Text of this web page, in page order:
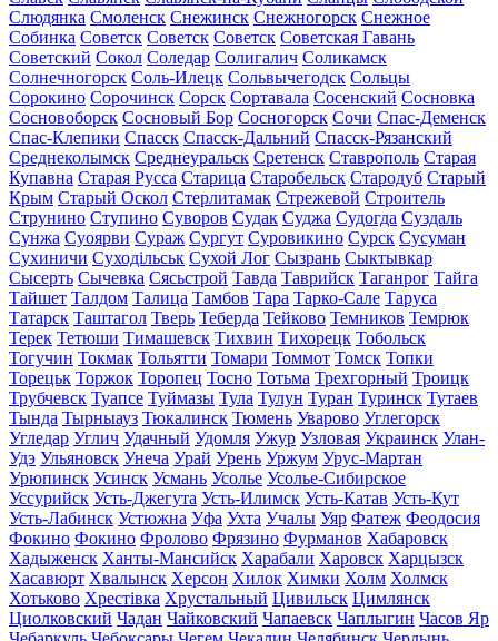
Слюдянка Смоленск Снежинск Снежногорск Снежное
Собинка Советск Советск Советск Советская Гавань
Советский Сокол Соледар Солигалич Соликамск
Солнечногорск Соль-Илецк Сольвычегодск Сольцы
Сорокино Сорочинск Сорск Сортавала Сосенский Сосновка
Сосновоборск Сосновый Бор Сосногорск Сочи Спас-Деменск
Спас-Клепики Спасск Спасск-Дальний Спасск-Рязанский
Среднеколымск Среднеуральск Сретенск Ставрополь Старая
Купавна Старая Русса Старица Старобельск Стародуб Старый
Крым Старый Оскол Стерлитамак Стрежевой Строитель
Струнино Ступино Суворов Судак Суджа Судогда Суздаль
Сунжа Суоярви Сураж Сургут Суровикино Сурск Сусуман
Сухиничи Суходільськ Сухой Лог Сызрань Сыктывкар
Сысерть Сычевка Сясьстрой Тавда Таврийск Таганрог Тайга
Тайшет Талдом Талица Тамбов Тара Тарко-Сале Таруса
Татарск Таштагол Тверь Теберда Тейково Темников Темрюк
Терек Тетюши Тимашевск Тихвин Тихорецк Тобольск
Тогучин Токмак Тольятти Томари Томмот Томск Топки
Торецьк Торжок Торопец Тосно Тотьма Трехгорный Троицк
Трубчевск Туапсе Туймазы Тула Тулун Туран Туринск Тутаев
Тында Тырныауз Тюкалинск Тюмень Уварово Углегорск
Угледар Углич Удачный Удомля Ужур Узловая Украинск Улан-
Удэ Ульяновск Унеча Урай Урень Уржум Урус-Мартан
Урюпинск Усинск Усмань Усолье Усолье-Сибирское
Уссурийск Усть-Джегута Усть-Илимск Усть-Катав Усть-Кут
Усть-Лабинск Устюжна Уфа Ухта Учалы Уяр Фатеж Феодосия
Фокино Фокино Фролово Фрязино Фурманов Хабаровск
Хадыженск Ханты-Мансийск Харабали Харовск Харцызск
Хасавюрт Хвалынск Херсон Хилок Химки Холм Холмск
Хотьково Хрестівка Хрустальный Цивильск Цимлянск
Циолковский Чадан Чайковский Чапаевск Чаплыгин Часов Яр